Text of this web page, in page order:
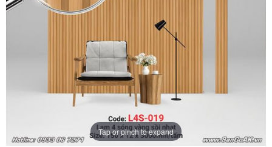
Tap or pinch to expand